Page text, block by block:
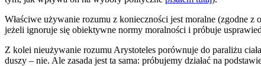
Właściwe używanie rozumu z konieczności jest moralne (zgodne
jeżeli ignoruje się obiektywne normy moralności i próbuje
Z kolei nieużywanie rozumu Arystoteles porównuje do paraliżu
duszy – nie. Ale zasada jest ta sama: próbujemy działać na